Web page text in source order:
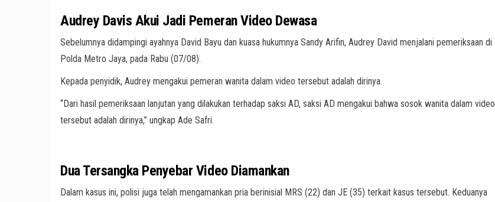
Audrey Davis Akui Jadi Pemeran Video Dewasa
Sebelumnya didampingi ayahnya David Bayu dan kuasa hukumnya Sandy Arifin, Audrey David menjalani pemeriksaan di
Polda Metro Jaya, pada Rabu (07/08).
Kepada penyidik, Audrey mengakui pemeran wanita dalam video tersebut adalah dirinya.
“Dari hasil pemeriksaan lanjutan yang dilakukan terhadap saksi AD, saksi AD mengakui bahwa sosok wanita dalam video
tersebut adalah dirinya,” ungkap Ade Safri.
Dua Tersangka Penyebar Video Diamankan
Dalam kasus ini, polisi juga telah mengamankan pria berinisial MRS (22) dan JE (35) terkait kasus tersebut. Keduanya